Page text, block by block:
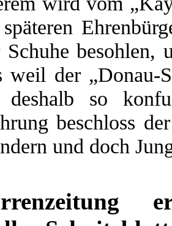
Schuhe besohlen,
weil der „Donau-
deshalb so
beschloss
und doch